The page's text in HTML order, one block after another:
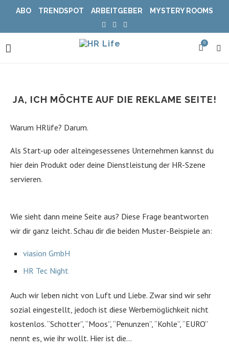
ABO TRENDSPOT ARBEITGEBER MYSTERY ROOMS
0
JA, ICH MÖCHTE AUF DIE REKLAME SEITE!
Warum HRlife? Darum.
Als Start-up oder alteingesessenes Unternehmen kannst du
hier dein Produkt oder deine Dienstleistung der HR-Szene
servieren.
Wie sieht dann meine Seite aus? Diese Frage beantworten
wir dir ganz leicht. Schau dir die beiden Muster-Beispiele an:
viasion GmbH
HR Tec Night
Auch wir leben nicht von Luft und Liebe. Zwar sind wir sehr
sozial eingestellt, jedoch ist diese Werbemöglichkeit nicht
kostenlos. “Schotter”, “Moos”, “Penunzen”, “Kohle”, “EURO”
nennt es, wie ihr wollt. Hier ist die…